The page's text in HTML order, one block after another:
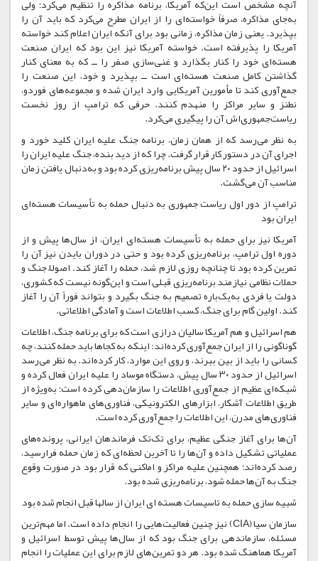
آنچه مشخص است این‌که آمریکا، برنامه مذاکره را تنظیم می‌کرد؛ ولی
به‌جای مذاکره، صرفاً خواسته‌ای را از ایران مطرح می‌کرد که باید آن را
بپذیرد. یعنی زمان مذاکره، زمانی بود برای آنکه ایران اعلام کند خواسته
آمریکا را پذیرفته است. خواسته آمریکا نیز این بود که ایران صنعت
هسته‌ای خود را کنار بگذارد و غنی‌سازی صفر را ــ که به معنای کنار
گذاشتن کامل صنعت هسته‌ای است ــ بپذیرد و خود، این صنعت را
جمع‌آوری کند تا مأمورین آمریکایی وارد ایران شده و مجموعه‌های فوردو،
نطنز و سایر مراکز را منهدم کنند. حرفی که ترامپ از روز نخست
ریاست‌جمهوری‌اش آن را پیگیری می‌کرد.
به نظر می‌رسد که از همان زمان، برنامه جنگ علیه ایران کلید خورد و
اجرای آن در دستور کار قرار گرفت. چرا که از دید بنده، جنگ علیه ایران را
اسرائیل از حدود ۲۰ سال پیش برنامه‌ریزی کرده بود و به‌دنبال یافتن زمان
مناسب آن می‌گشت.
ترامپ از دور اول ریاست جمهوری به دنبال حمله به تأسیسات هسته‌ای
ایران بود
آمریکا نیز برای حمله به تأسیسات هسته‌ای ایران، از سال‌ها پیش و از
دوره اول ترامپ، برنامه‌ریزی کرده بود و حتی در دوران بایدن نیز آن را
تمرین کرده بود تا چنانچه روزی لازم شد، حمله را آغاز کند. اصولاً جنگ و
حملات نظامی نیازمند برنامه‌ریزی قبلی است و این‌گونه نیست که کشوری،
دولت یا فردی به‌یک‌باره تصمیم به جنگ بگیرد و بتواند فوراً آن را آغاز
کند. اولین گام برای جنگ، کسب اطلاعات است و آمادگی اطلاعاتی.
هم اسرائیل و هم آمریکا سالیان درازی است که برای برنامه جنگ، اطلاعات
گوناگونی را از ایران جمع‌آوری کرده‌اند: اینکه به کجاها باید حمله کنند، چه
کسانی را باید از بین ببرند، و روی این موارد، کار کرده‌اند. به نظر می‌رسد
اسرائیل از حدود ۳۰ سال پیش، دستگاه موساد را علیه ایران فعال کرده و
شبکه‌ای عظیم از جمع‌آوری اطلاعات را سازمان‌دهی کرده است؛ به‌ویژه از
طریق اطلاعات آشکار، ابزارهای الکترونیکی، فناوری‌های ماهواره‌ای و سایر
فناوری‌های مدرن، این اطلاعات را جمع‌آوری کرده است.
آن‌ها برای آغاز جنگی عظیم، برای تک‌تک فرماندهان ایرانی، پرونده‌های
عملیاتی تشکیل داده و آن‌ها را تا آخرین لحظه‌ای که زمان حمله فرارسید،
رصد کرده‌اند؛ همچنین علیه مراکز و اماکنی که قرار بود در صورت وقوع
جنگ به آن‌ها حمله شود، برنامه‌ریزی شده بود.
شبیه سازی حمله به تاسیسات هسته ای ایران از سالها قبل انجام شده بود
سازمان سیا (CIA) نیز چنین فعالیت‌هایی را انجام داده است. اما مهم‌ترین
مسئله، سازماندهی برای جنگ بود که از سال‌ها پیش توسط اسرائیل و
آمریکا هماهنگ شده بود. هر دو تمرین‌های لازم برای این عملیات را انجام